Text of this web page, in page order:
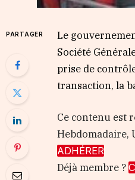
PARTAGER
Le
Société
prise de
transaction, la
Ce contenu est
Hebdomadaire,
ADHÉRER
Déjà membre ?